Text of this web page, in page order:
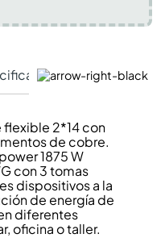
Técnicas
2*14 con
de cobre.
1875 W
con 3 tomas
dispositivos a la
de energía de
diferentes
oficina o taller.